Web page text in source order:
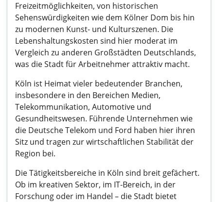
Freizeitmöglichkeiten, von historischen
Sehenswürdigkeiten wie dem Kölner Dom bis hin
zu modernen Kunst- und Kulturszenen. Die
Lebenshaltungskosten sind hier moderat im
Vergleich zu anderen Großstädten Deutschlands,
was die Stadt für Arbeitnehmer attraktiv macht.
Köln ist Heimat vieler bedeutender Branchen,
insbesondere in den Bereichen Medien,
Telekommunikation, Automotive und
Gesundheitswesen. Führende Unternehmen wie
die Deutsche Telekom und Ford haben hier ihren
Sitz und tragen zur wirtschaftlichen Stabilität der
Region bei.
Die Tätigkeitsbereiche in Köln sind breit gefächert.
Ob im kreativen Sektor, im IT-Bereich, in der
Forschung oder im Handel – die Stadt bietet